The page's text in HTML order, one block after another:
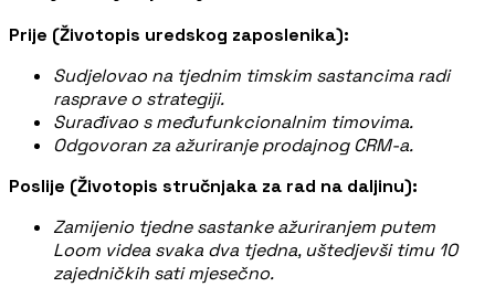
Prije (Životopis uredskog zaposlenika):
Sudjelovao na tjednim timskim sastancima radi
rasprave o strategiji.
Surađivao s međufunkcionalnim timovima.
Odgovoran za ažuriranje prodajnog CRM-a.
Poslije (Životopis stručnjaka za rad na daljinu):
Zamijenio tjedne sastanke ažuriranjem putem
Loom videa svaka dva tjedna, uštedjevši timu 10
zajedničkih sati mjesečno.